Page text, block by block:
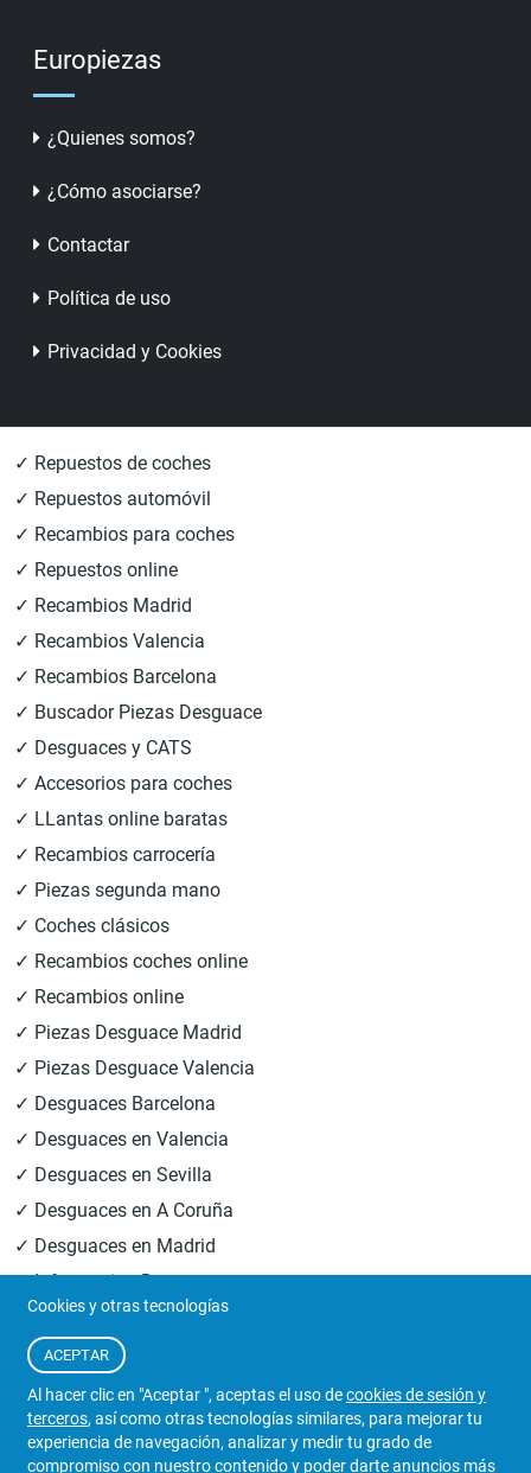
Europiezas
¿Quienes somos?
¿Cómo asociarse?
Contactar
Política de uso
Privacidad y Cookies
✓ Repuestos de coches
✓ Repuestos automóvil
✓ Recambios para coches
✓ Repuestos online
✓ Recambios Madrid
✓ Recambios Valencia
✓ Recambios Barcelona
✓ Buscador Piezas Desguace
✓ Desguaces y CATS
✓ Accesorios para coches
✓ LLantas online baratas
✓ Recambios carrocería
✓ Piezas segunda mano
✓ Coches clásicos
✓ Recambios coches online
✓ Recambios online
✓ Piezas Desguace Madrid
✓ Piezas Desguace Valencia
✓ Desguaces Barcelona
✓ Desguaces en Valencia
✓ Desguaces en Sevilla
✓ Desguaces en A Coruña
✓ Desguaces en Madrid
✓ Informacion Desguaces
© 2026Central Desguaces Europiezas
reservados.
Cookies y otras tecnologías
ACEPTAR
Al hacer clic en "Aceptar ", aceptas el uso decookies de sesión y
terceros, así como otras tecnologías similares, para mejorar tu
experiencia de navegación, analizar y medir tu grado de
compromiso con nuestro contenido y poder darte anuncios más